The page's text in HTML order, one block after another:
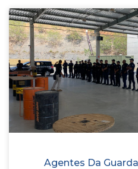
Agentes Da